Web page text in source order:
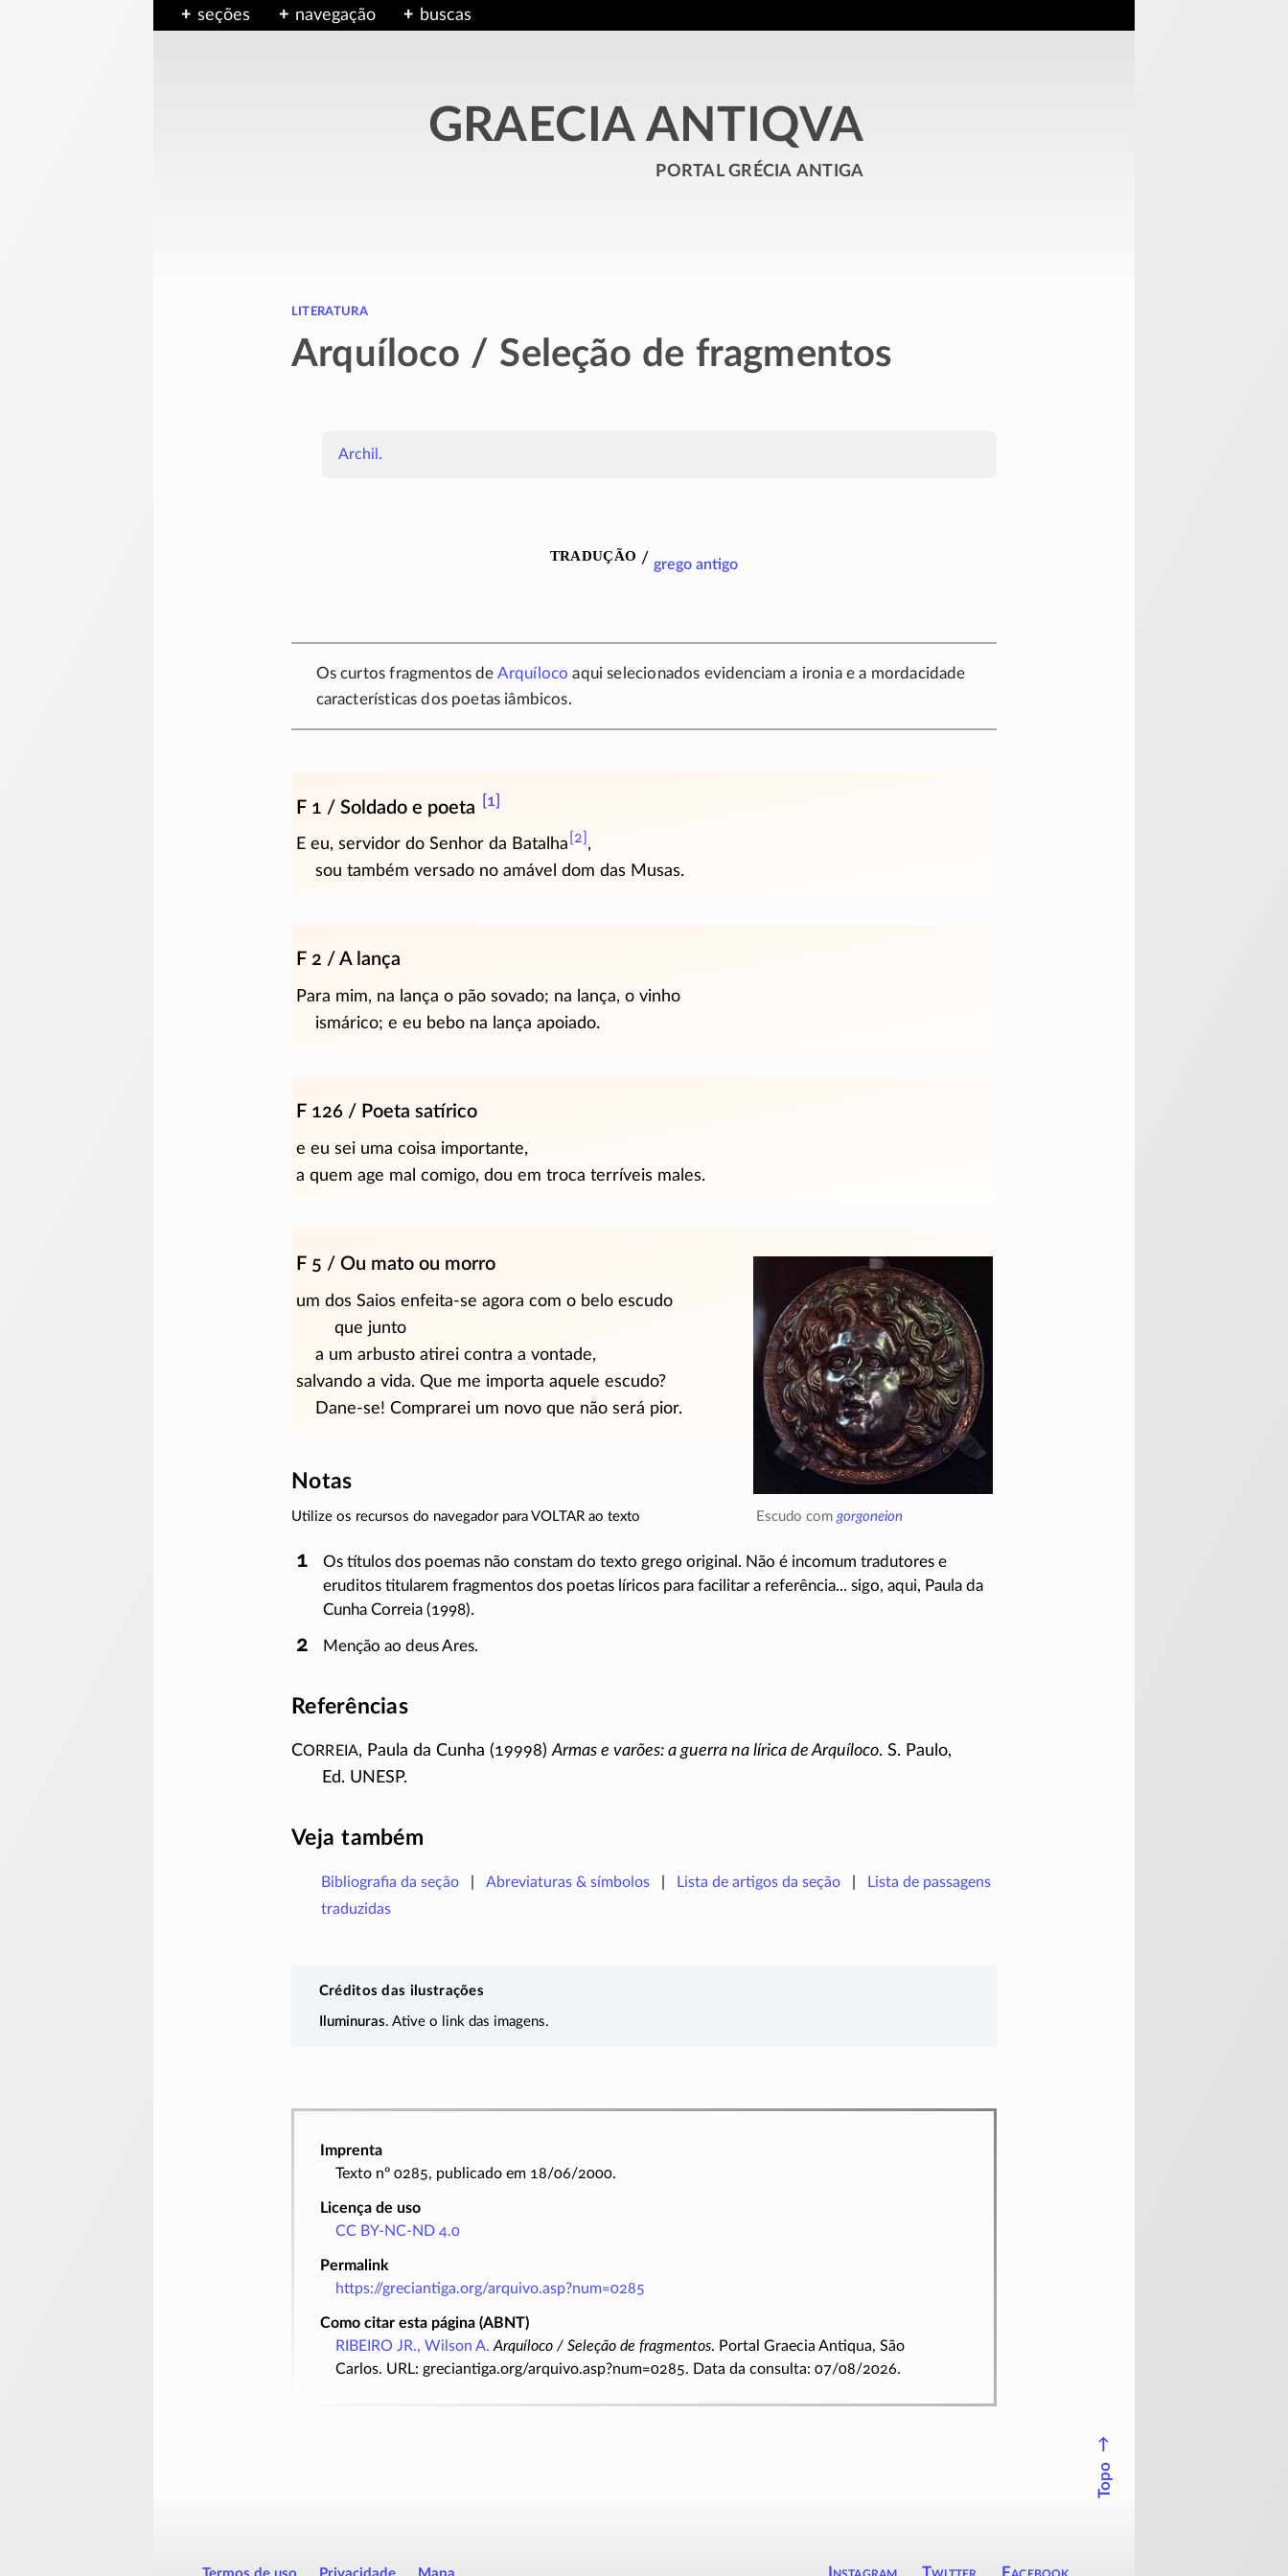
seções navegação buscas
GRAECIA ANTIQVA
portal grécia antiga
literatura
Arquíloco / Seleção de fragmentos
Archil.
tradução / grego antigo
Os curtos fragmentos de Arquíloco aqui selecionados evidenciam a ironia e a mordacidade
características dos poetas iâmbicos.
F 1 / Soldado e poeta [1]
E eu, servidor do Senhor da Batalha [2] ,
sou também versado no amável dom das Musas.
F 2 / A lança
Para mim, na lança o pão sovado; na lança, o vinho
ismárico; e eu bebo na lança apoiado.
F 126 / Poeta satírico
e eu sei uma coisa importante,
a quem age mal comigo, dou em troca terríveis males.
Escudo comgorgoneion
F 5 / Ou mato ou morro
um dos Saios enfeita-se agora com o belo escudo
que junto
a um arbusto atirei contra a vontade,
salvando a vida. Que me importa aquele escudo?
Dane-se! Comprarei um novo que não será pior.
Notas
Utilize os recursos do navegador para VOLTAR ao texto
Os títulos dos poemas não constam do texto grego original. Não é incomum tradutores e
eruditos titularem fragmentos dos poetas líricos para facilitar a referência... sigo, aqui, Paula da
Cunha Correia (1998).
Menção ao deus Ares.
Referências
Correia, Paula da Cunha (19998)Armas e varões: a guerra na lírica de Arquíloco. S. Paulo,
Ed. UNESP.
Veja também
Bibliografia da seção Abreviaturas & símbolos Lista de artigos da seção
Lista de passagens
traduzidas
Créditos das ilustrações
Iluminuras. Ative o link das imagens.
Imprenta
Texto nº 0285, publicado em 18/06/2000.
Licença de uso
CC BY-NC-ND 4.0
Permalink
https://greciantiga.org/arquivo.asp?num=0285
Como citar esta página (ABNT)
RIBEIRO JR., Wilson A. Arquíloco / Seleção de fragmentos. Portal Graecia Antiqua, São
Carlos. URL: greciantiga.org/arquivo.asp?num=0285. Data da consulta: 07/08/2026.
↑
Topo